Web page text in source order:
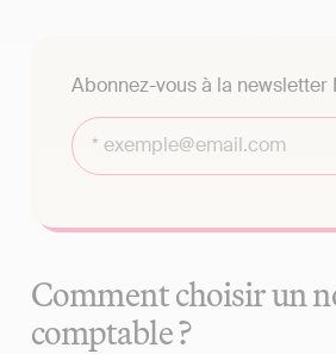
Abonnez-vous à la newsletter
Comment choisir un
comptable ?